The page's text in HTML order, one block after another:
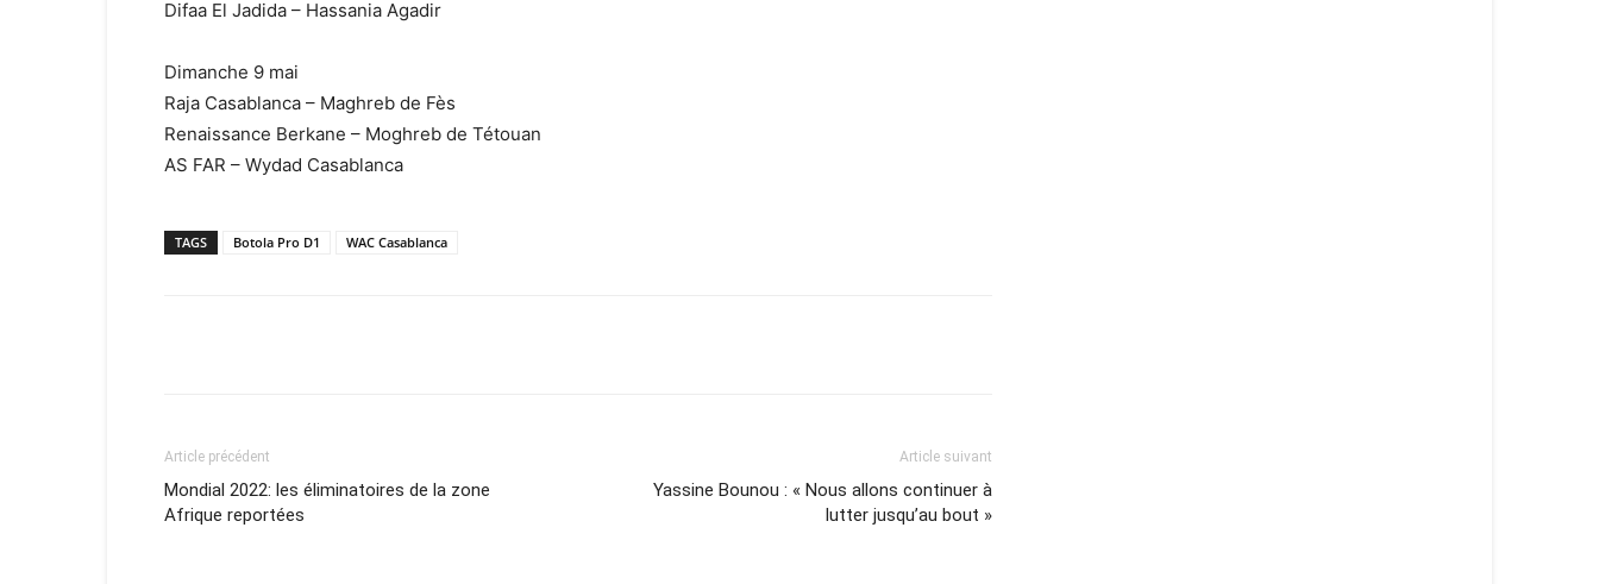
Difaa El Jadida – Hassania Agadir
Dimanche 9 mai
Raja Casablanca – Maghreb de Fès
Renaissance Berkane – Moghreb de Tétouan
AS FAR – Wydad Casablanca
TAGS Botola Pro D1 WAC Casablanca
Article précédent
Mondial 2022: les éliminatoires de la zone
Afrique reportées
Article suivant
Yassine Bounou : « Nous allons continuer à
lutter jusqu’au bout »